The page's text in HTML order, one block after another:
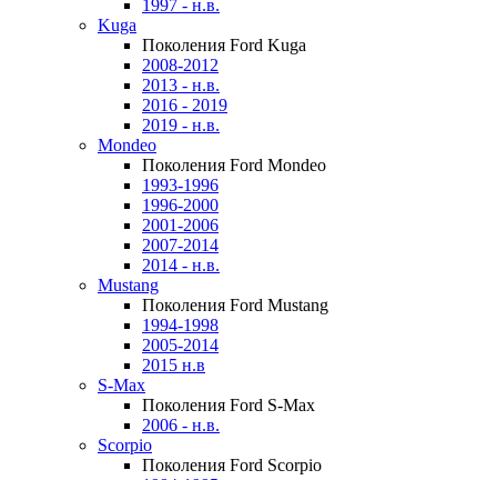
1997 - н.в.
Kuga
Поколения Ford Kuga
2008-2012
2013 - н.в.
2016 - 2019
2019 - н.в.
Mondeo
Поколения Ford Mondeo
1993-1996
1996-2000
2001-2006
2007-2014
2014 - н.в.
Mustang
Поколения Ford Mustang
1994-1998
2005-2014
2015 н.в
S-Max
Поколения Ford S-Max
2006 - н.в.
Scorpio
Поколения Ford Scorpio